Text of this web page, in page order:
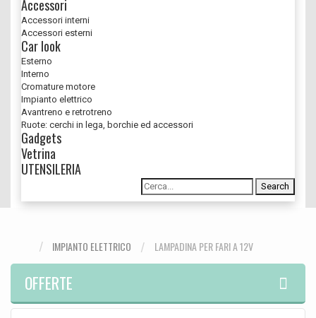
Accessori
Accessori interni
Accessori esterni
Car look
Esterno
Interno
Cromature motore
Impianto elettrico
Avantreno e retrotreno
Ruote: cerchi in lega, borchie ed accessori
Gadgets
Vetrina
UTENSILERIA
Search
IMPIANTO ELETTRICO LAMPADINA PER FARI A 12V
OFFERTE